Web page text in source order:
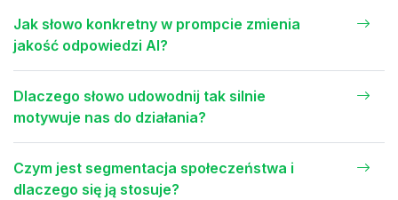
Jak słowo konkretny w prompcie zmienia
jakość odpowiedzi AI?
Dlaczego słowo udowodnij tak silnie
motywuje nas do działania?
Czym jest segmentacja społeczeństwa i
dlaczego się ją stosuje?